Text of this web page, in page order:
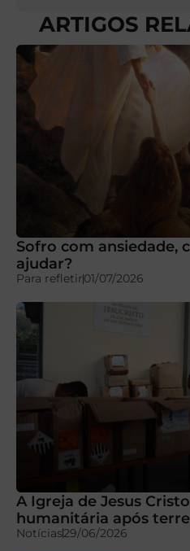
ARTIGOS
Sofro com ansiedade,
ajudar?
Para refletir01/07/2026
A Igreja de Jesus
humanitária após
Notícias29/06/2026